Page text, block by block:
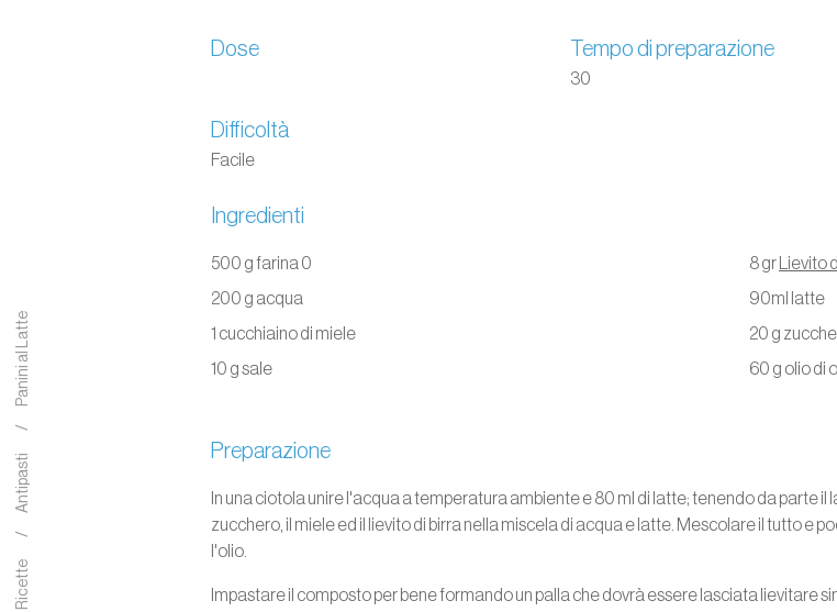
Ricette
Antipasti
Panini al Latte
Dose Tempo di preparazione
30
Difficoltà
Facile
Ingredienti
500 g farina 0 8 grLievito
200 g acqua
90ml latte
1 cucchiaino di miele
20 g
10 g sale
60 g olio di
Preparazione
In una ciotola unire l'acqua a temperatura ambiente e 80 ml di latte; tenendo da parte
zucchero, il miele ed il lievito di birra nella miscela di acqua e latte. Mescolare il tutto e
l'olio.
Impastare il composto per bene formando un palla che dovrà essere lasciata lievitare